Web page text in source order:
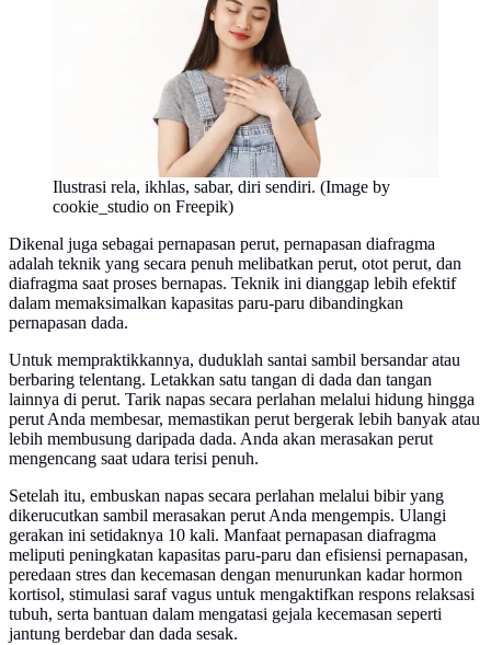
Ilustrasi rela, ikhlas, sabar, diri sendiri. (Image by
cookie_studio on Freepik)
Dikenal juga sebagai pernapasan perut, pernapasan diafragma
adalah teknik yang secara penuh melibatkan perut, otot perut, dan
diafragma saat proses bernapas. Teknik ini dianggap lebih efektif
dalam memaksimalkan kapasitas paru-paru dibandingkan
pernapasan dada.
Untuk mempraktikkannya, duduklah santai sambil bersandar atau
berbaring telentang. Letakkan satu tangan di dada dan tangan
lainnya di perut. Tarik napas secara perlahan melalui hidung hingga
perut Anda membesar, memastikan perut bergerak lebih banyak atau
lebih membusung daripada dada. Anda akan merasakan perut
mengencang saat udara terisi penuh.
Setelah itu, embuskan napas secara perlahan melalui bibir yang
dikerucutkan sambil merasakan perut Anda mengempis. Ulangi
gerakan ini setidaknya 10 kali. Manfaat pernapasan diafragma
meliputi peningkatan kapasitas paru-paru dan efisiensi pernapasan,
peredaan stres dan kecemasan dengan menurunkan kadar hormon
kortisol, stimulasi saraf vagus untuk mengaktifkan respons relaksasi
tubuh, serta bantuan dalam mengatasi gejala kecemasan seperti
jantung berdebar dan dada sesak.